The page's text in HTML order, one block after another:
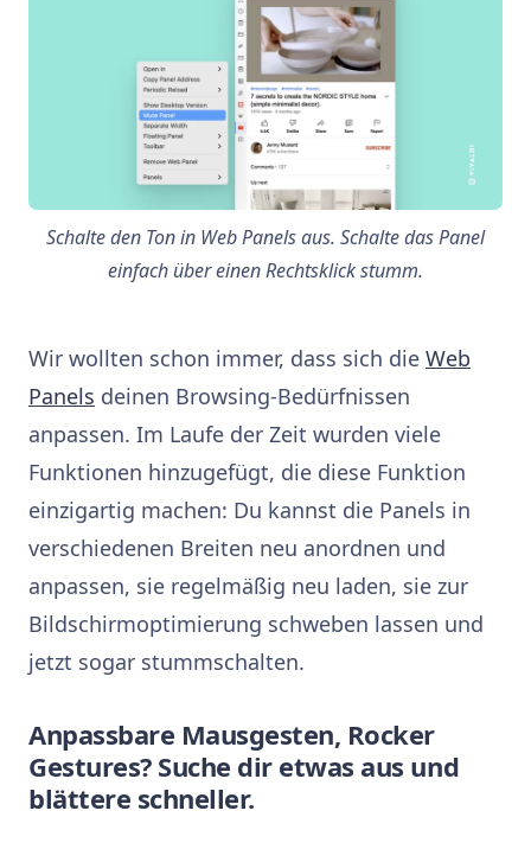
Schalte den Ton in Web Panels aus. Schalte das Panel
einfach über einen Rechtsklick stumm.
Wir wollten schon immer, dass sich die Web
Panels deinen Browsing-Bedürfnissen
anpassen. Im Laufe der Zeit wurden viele
Funktionen hinzugefügt, die diese Funktion
einzigartig machen: Du kannst die Panels in
verschiedenen Breiten neu anordnen und
anpassen, sie regelmäßig neu laden, sie zur
Bildschirmoptimierung schweben lassen und
jetzt sogar stummschalten.
Anpassbare Mausgesten, Rocker
Gestures? Suche dir etwas aus und
blättere schneller.